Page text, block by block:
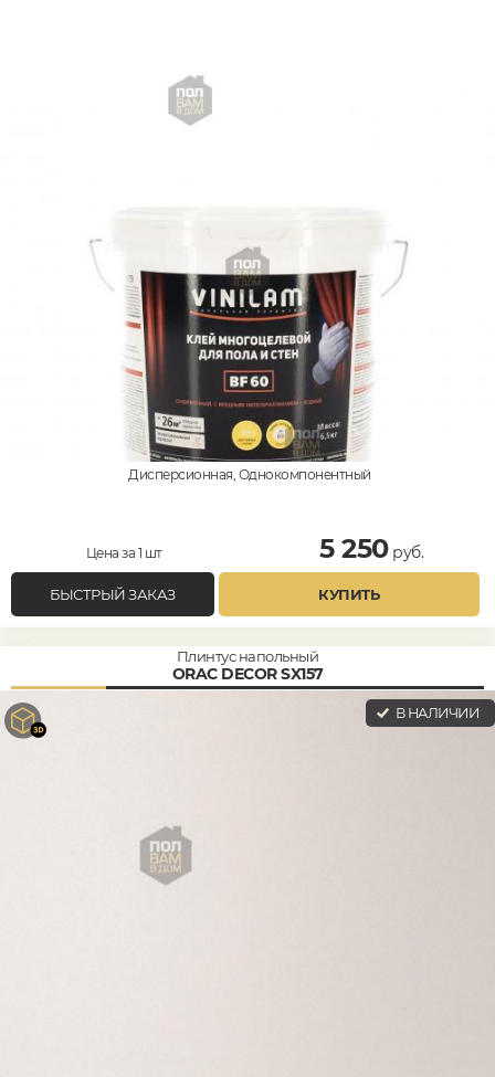
Дисперсионная, Однокомпонентный
Цена за 1 шт 5 250руб.
БЫСТРЫЙ ЗАКАЗ КУПИТЬ
Плинтус напольный
ORAC DECOR SX157
В НАЛИЧИИ